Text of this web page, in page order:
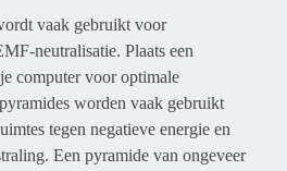
vaak gebruikt voor
neutralisatie. Plaats een
computer voor optimale
worden vaak gebruikt
tegen negatieve energie en
Een pyramide van ongeveer